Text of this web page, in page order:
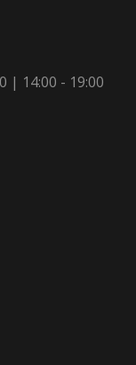
| 14:00 - 19:00